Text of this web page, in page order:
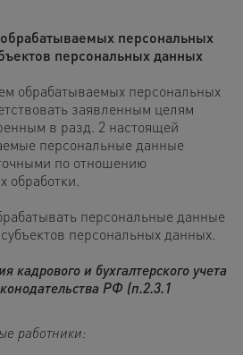
персональных
персональных данных
обрабатываемых персональных
заявленным целям
в разд. 2 настоящей
персональные данные
по отношению
обработки.
персональные данные
персональных данных.
кадрового и бухгалтерского учета
РФ (п.2.3.1
работники: